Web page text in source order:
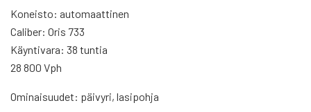
Koneisto: automaattinen
Caliber: Oris 733
Käyntivara: 38 tuntia
28 800 Vph
Ominaisuudet: päivyri, lasipohja